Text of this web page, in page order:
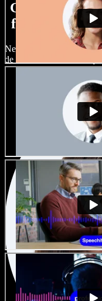
Grande
femininas,
Nenhum projeto precisa
de vozes com IA e